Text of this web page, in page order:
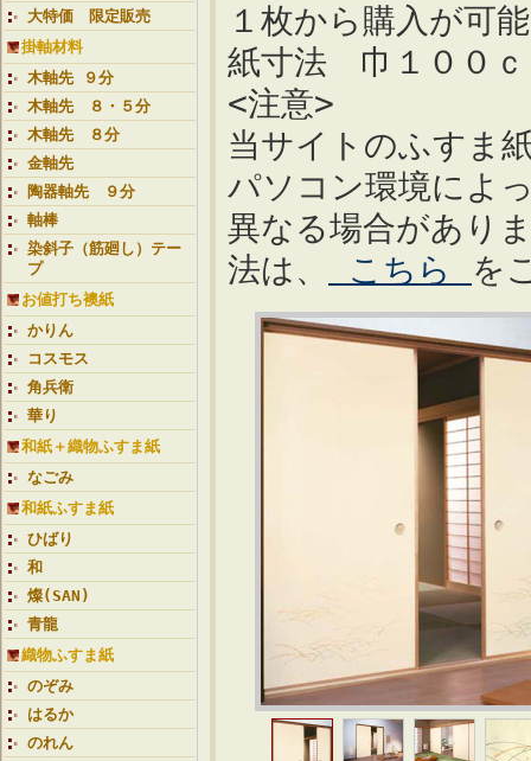
大特価 限定販売
掛軸材料
木軸先 ９分
木軸先 ８・５分
木軸先 ８分
金軸先
陶器軸先 ９分
軸棒
染斜子（筋廻し）テー
プ
お値打ち襖紙
かりん
コスモス
角兵衛
華り
和紙＋織物ふすま紙
なごみ
和紙ふすま紙
ひばり
和
燦(SAN)
青龍
織物ふすま紙
のぞみ
はるか
のれん
１枚から購入が可
紙寸法 巾１００
<注意>
当サイトのふすま
パソコン環境によ
異なる場合があり
法は、
こちら を